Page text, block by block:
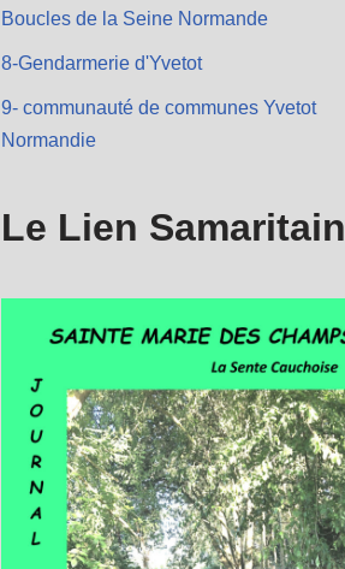
Boucles de la Seine Normande
8-Gendarmerie d'Yvetot
9- communauté de communes Yvetot
Normandie
Le Lien Samaritain